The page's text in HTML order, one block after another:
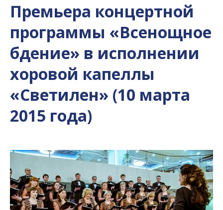
Премьера концертной
программы «Всенощное
бдение» в исполнении
хоровой капеллы
«Светилен» (10 марта
2015 года)